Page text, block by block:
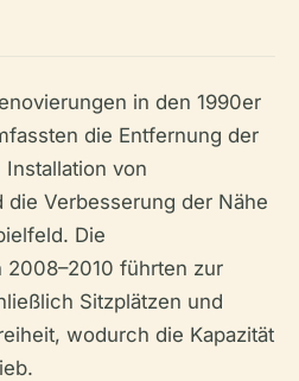
in den 1990er
die Entfernung der
von
die Verbesserung der Nähe
Die
führten zur
Sitzplätzen und
wodurch die Kapazität